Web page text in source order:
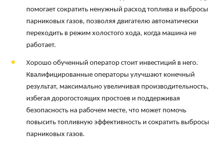
помогает сократить ненужный расход топлива и выбросы
парниковых газов, позволяя двигателю автоматически
переходить в режим холостого хода, когда машина не
работает.
Хорошо обученный оператор стоит инвестиций в него.
Квалифицированные операторы улучшают конечный
результат, максимально увеличивая производительность,
избегая дорогостоящих простоев и поддерживая
безопасность на рабочем месте, что может помочь
повысить топливную эффективность и сократить выбросы
парниковых газов.